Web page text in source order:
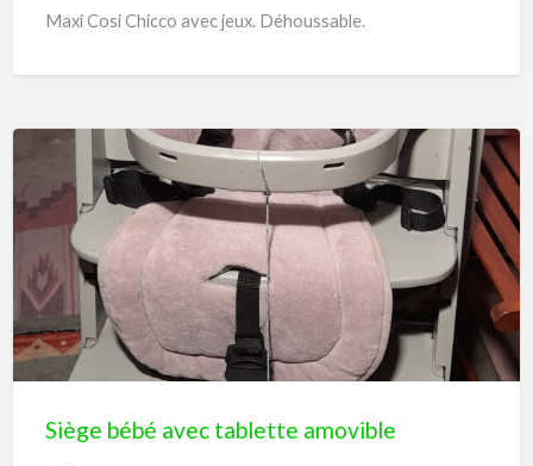
Maxi Cosi Chicco avec jeux. Déhoussable.
Siège
bébé
avec
tablette
amovible
Siège bébé avec tablette amovible